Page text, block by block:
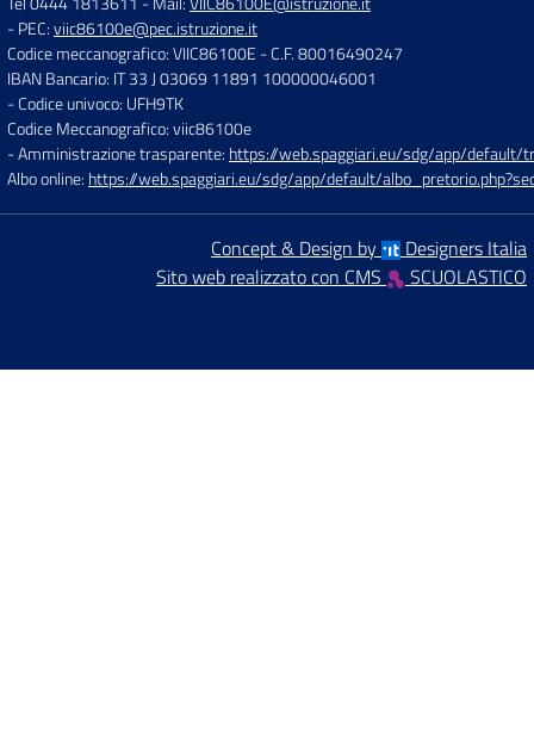
- PEC:viic86100e@pec.istruzione.it
Codice meccanografico: VIIC86100E - C.F. 80016490247
IBAN Bancario: IT 33 J 03069 11891 100000046001
- Codice univoco: UFH9TK
Codice Meccanografico: viic86100e
- Amministrazione trasparente: https://web.spaggiari.eu/sdg/app/default/
Albo online: https://web.spaggiari.eu/sdg/app/default/
Concept & Design by
Designers Italia
Sito web realizzato con CMS
SCUOLASTICO